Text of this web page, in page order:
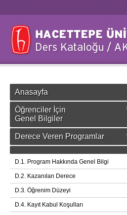
Anasayfa
Öğrenciler İçin
Genel Bilgiler
Derece Veren Programlar
D.1. Program Hakkında Genel Bilgi
D.2. Kazanılan Derece
D.3. Öğrenim Düzeyi
D.4. Kayıt Kabul Koşulları